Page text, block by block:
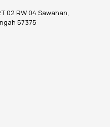
02 RW 04 Sawahan,
57375